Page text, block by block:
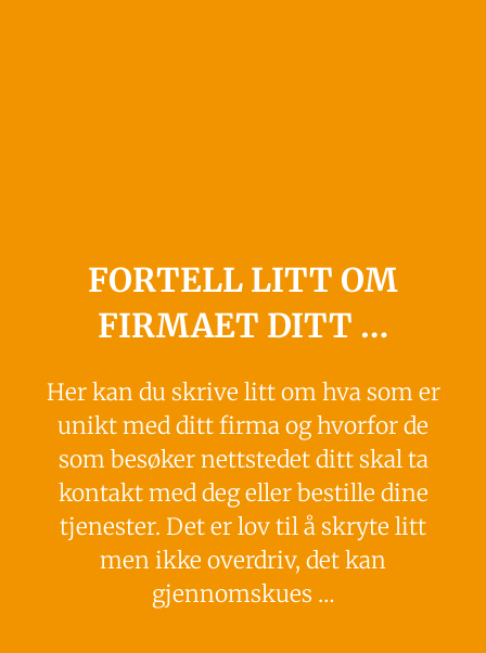
FORTELL LITT OM
FIRMAET DITT …
Her kan du skrive litt om hva som er
unikt med ditt firma og hvorfor de
som besøker nettstedet ditt skal ta
kontakt med deg eller bestille dine
tjenester. Det er lov til å skryte litt
men ikke overdriv, det kan
gjennomskues …